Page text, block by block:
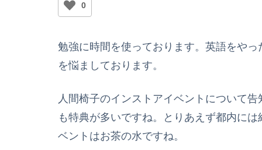
0
勉強に時間を使っております。英語をや
を悩ましております。
人間椅子のインストアイベントについて
も特典が多いですね。とりあえず都内に
ベントはお茶の水ですね。